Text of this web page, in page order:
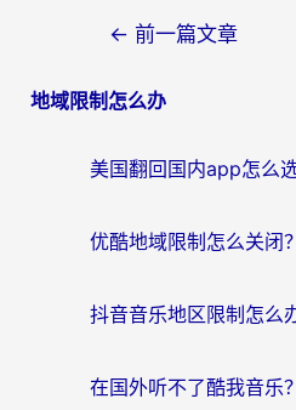
导
← 前一篇文章
地域限制怎么办